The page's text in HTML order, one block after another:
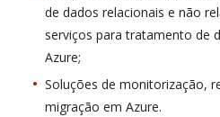
de dados relacionais e não
serviços para tratamento de
Azure;
Soluções de monitorização,
migração em Azure.